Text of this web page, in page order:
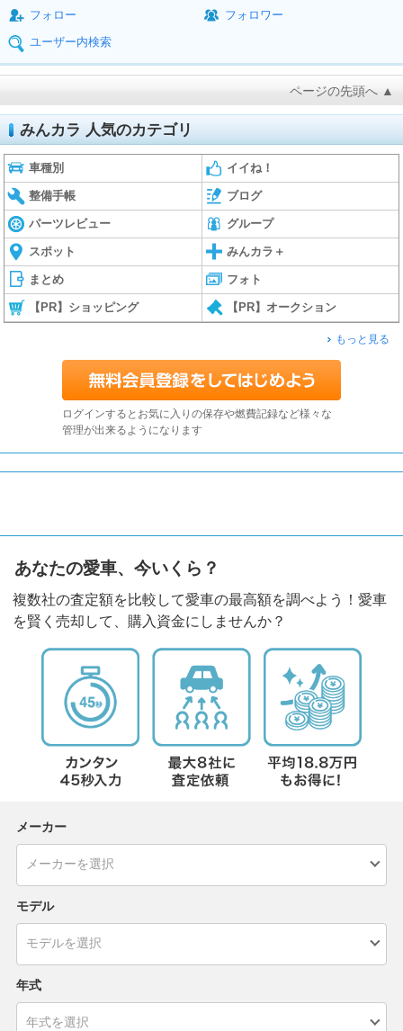
フォロー
フォロワー
ユーザー内検索
ページの先頭へ ▲
みんカラ 人気のカテゴリ
車種別 イイね！
整備手帳 ブログ
パーツレビュー グループ
スポット みんカラ＋
まとめ フォト
【PR】ショッピング 【PR】オークション
もっと見る
ログインするとお気に入りの保存や燃費記録など様々な
管理が出来るようになります
あなたの愛車、今いくら？
複数社の査定額を比較して愛車の最高額を調べよう！愛車
を賢く売却して、購入資金にしませんか？
メーカー
モデル
年式